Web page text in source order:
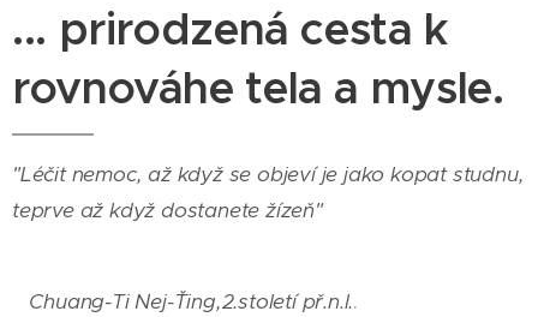
... prirodzená cesta k
rovnováhe tela a mysle.
"Léčit nemoc, až když se objeví je jako kopat studnu,
teprve až když dostanete žízeň"
Chuang-Ti Nej-Ťing,2.století př.n.l..